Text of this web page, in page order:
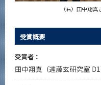
（右）田中翔真
受賞概要
受賞者：
田中翔真（遠藤玄研究室 D1